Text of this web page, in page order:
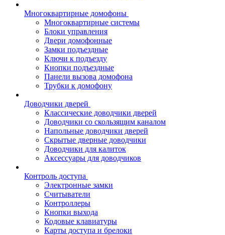
Многоквартирные домофоны
Многоквартирные системы
Блоки управления
Двери домофонные
Замки подъездные
Ключи к подъезду
Кнопки подъездные
Панели вызова домофона
Трубки к домофону
Доводчики дверей
Классические доводчики дверей
Доводчики со скользящим каналом
Напольные доводчики дверей
Скрытые дверные доводчики
Доводчики для калиток
Аксессуары для доводчиков
Контроль доступа
Электронные замки
Считыватели
Контроллеры
Кнопки выхода
Кодовые клавиатуры
Карты доступа и брелоки